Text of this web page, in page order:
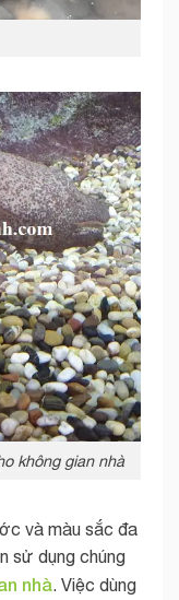
không gian nhà
và màu sắc đa
sử dụng chúng
nhà. Việc dùng